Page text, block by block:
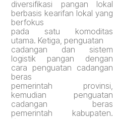
diversifikasi pangan lokal
berbasis kearifan lokal yang
berfokus
pada satu komoditas
utama. Ketiga , penguatan
cadangan dan sistem
logistik pangan dengan
cara penguatan cadangan
beras
pemerintah provinsi,
kemudian penguatan
cadangan beras
pemerintah kabupaten.